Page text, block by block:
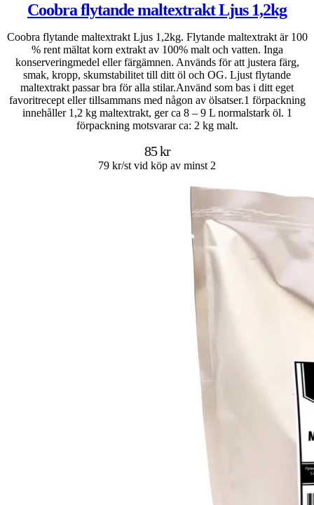
Coobra flytande maltextrakt Ljus 1,2kg
Coobra flytande maltextrakt Ljus 1,2kg. Flytande maltextrakt är 100
% rent mältat korn extrakt av 100% malt och vatten. Inga
konserveringmedel eller färgämnen. Används för att justera färg,
smak, kropp, skumstabilitet till ditt öl och OG. Ljust flytande
maltextrakt passar bra för alla stilar.Använd som bas i ditt eget
favoritrecept eller tillsammans med någon av ölsatser.1 förpackning
innehåller 1,2 kg maltextrakt, ger ca 8 – 9 L normalstark öl. 1
förpackning motsvarar ca: 2 kg malt.
85 kr
79 kr/st vid köp av minst 2